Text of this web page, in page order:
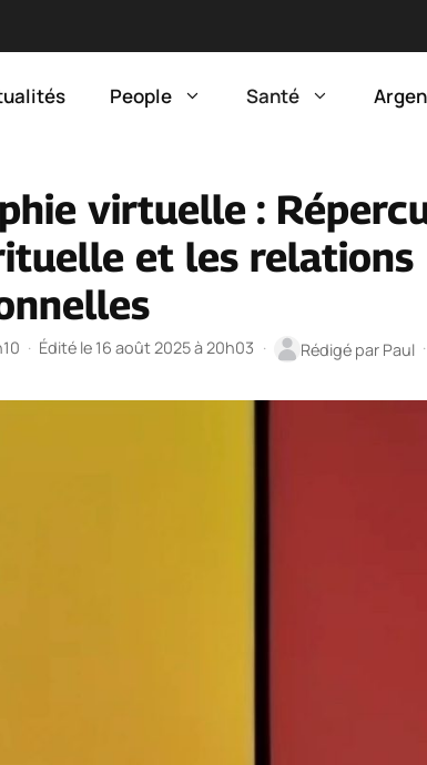
People Santé
virtuelle :
et les relations
· Édité le 16 août 2025 à 20h03 · Rédigé par Paul ·